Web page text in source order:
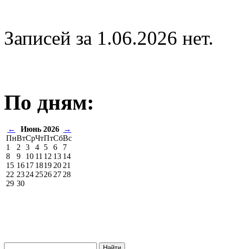
Записей за 1.06.2026 нет.
По дням:
← Июнь 2026
→
ПнВтСрЧтПтСбВс
1
2 3 4 5 6
7
8
9 10 11 12 13 14
15 1617 1819 20 21
22 2324 2526 27 28
29 30